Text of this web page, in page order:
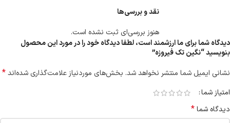
نقد و بررسی‌ها
هنوز بررسی‌ای ثبت نشده است.
دیدگاه شما برای ما ارزشمند است، لطفا دیدگاه خود را در مورد این محصول
بنویسید “نگین تک فیروزه”
نشانی ایمیل شما منتشر نخواهد شد. بخش‌های موردنیاز علامت‌گذاری شده‌اند*
امتیاز شما
دیدگاه شما*